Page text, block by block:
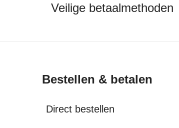
Veilige betaalmethoden
Bestellen & betalen
Direct bestellen